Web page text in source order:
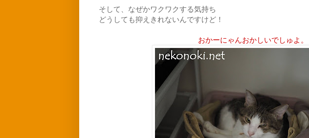
そして、なぜかワクワクする気持ち
どうしても抑えきれないんですけど！
おかーにゃんおかしいでしゅよ。